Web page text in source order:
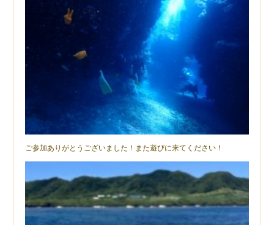
ご参加ありがとうございました！また遊びに来てください！